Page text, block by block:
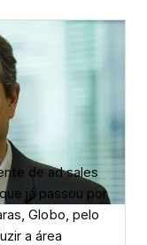
de ad sales
já passou por
Globo, pelo
a área